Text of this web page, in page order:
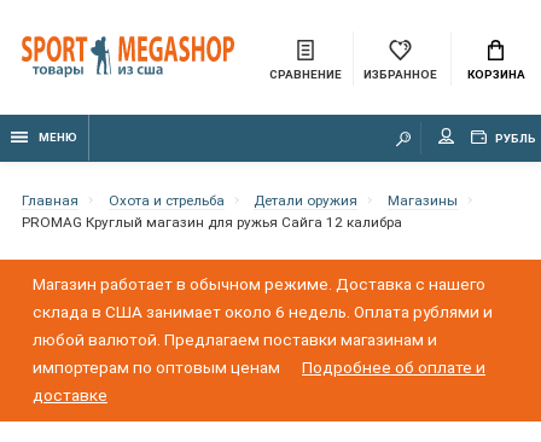
СРАВНЕНИЕ ИЗБРАННОЕ КОРЗИНА
МЕНЮ РУБЛЬ
Главная Охота и стрельба Детали оружия
Магазины
PROMAG Круглый магазин для ружья Сайга 12 калибра
Магазин работает в обычном режиме. Доставка с нашего
склада в США занимает около 6 недель. Оплата рублями и
любой валютой. Предлагаем поставки магазинам и
импортерам по оптовым ценам
Подробнее об оплате и
доставке